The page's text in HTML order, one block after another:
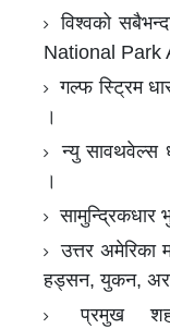
विश्वको
National Park
गल्फ स्ट्रिम
।
न्यु सावथवेल्स
।
सामुन्द्रिकधार
उत्तर अमेरिका
हड्सन, युकन,
प्रमुख